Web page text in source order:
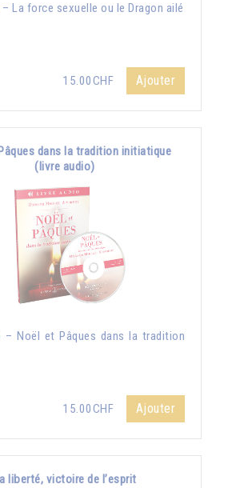
La force sexuelle ou le Dragon ailé
15.00CHF Ajouter
dans la tradition initiatique
(livre audio)
– Noël et Pâques dans la tradition
15.00CHF Ajouter
liberté, victoire de l’esprit